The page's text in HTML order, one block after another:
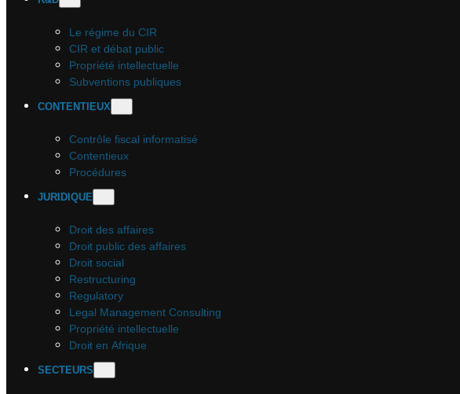
Le régime du CIR
CIR et débat public
Propriété intellectuelle
Subventions publiques
CONTENTIEUX
Contrôle fiscal informatisé
Contentieux
Procédures
JURIDIQUE
Droit des affaires
Droit public des affaires
Droit social
Restructuring
Regulatory
Legal Management Consulting
Propriété intellectuelle
Droit en Afrique
SECTEURS